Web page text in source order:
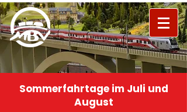
Sommerfahrtage im Juli und
August